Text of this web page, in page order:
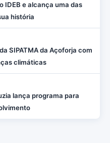
IDEB e alcança uma das
história
SIPATMA da Açoforja com
climáticas
lança programa para